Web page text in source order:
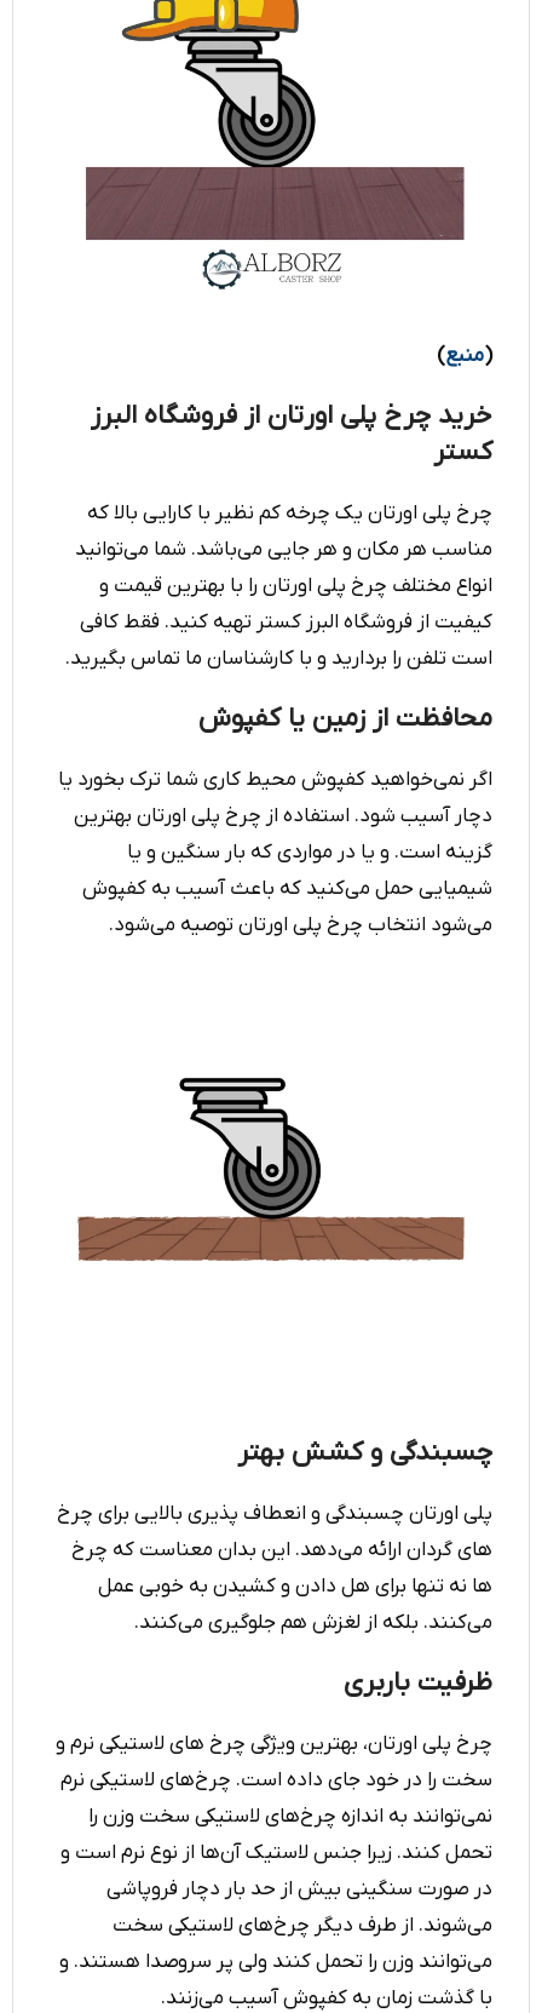
(منبع)
خرید چرخ پلی اورتان از فروشگاه البرز
کستر
چرخ پلی اورتان یک چرخه کم نظیر با کارایی بالا که
مناسب هر مکان و هر جایی می‌باشد. شما می‌توانید
انواع مختلف چرخ پلی اورتان را با بهترین قیمت و
کیفیت از فروشگاه البرز کستر تهیه کنید. فقط کافی
است تلفن را بردارید و با کارشناسان ما تماس بگیرید.
محافظت از زمین یا کفپوش
اگر نمی‌خواهید کفپوش محیط کاری شما ترک بخورد یا
دچار آسیب شود. استفاده از چرخ پلی اورتان بهترین
گزینه‌ است. و یا در مواردی که بار سنگین و یا
شیمیایی حمل می‌کنید که باعث آسیب به کفپوش
می‌شود انتخاب چرخ پلی اورتان توصیه می‌شود.
چسبندگی و کشش بهتر
پلی اورتان چسبندگی و انعطاف پذیری بالایی برای چرخ
های گردان ارائه می‌دهد. این بدان معناست که چرخ
ها نه تنها برای هل دادن و کشیدن به خوبی عمل
می‌کنند. بلکه از لغزش هم جلوگیری می‌کنند.
ظرفیت باربری
چرخ پلی اورتان، بهترین ویژگی چرخ های لاستیکی نرم و
سخت را در خود جای داده است. چرخ‌های لاستیکی نرم
نمی‌توانند به اندازه چرخ‌های لاستیکی سخت وزن را
تحمل کنند. زیرا جنس لاستیک آن‌ها از نوع نرم است و
در صورت سنگینی بیش از حد بار دچار فروپاشی
می‌شوند. از طرف دیگر چرخ‌های لاستیکی سخت
می‌توانند وزن را تحمل کنند ولی پر سروصدا هستند. و
با گذشت زمان به کفپوش آسیب می‌زنند.